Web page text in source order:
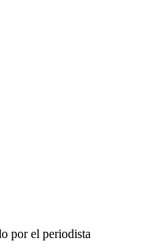
por el periodista